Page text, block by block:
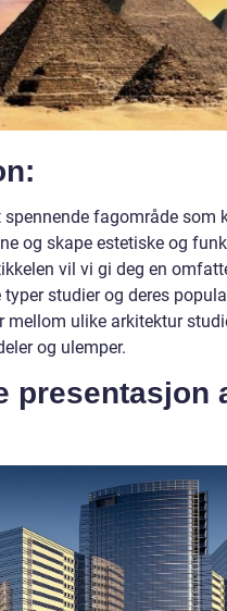
fagområde som
og skape estetiske og
vil vi gi deg en
studier og deres
mellom ulike arkitektur
og ulemper.
presentasjon